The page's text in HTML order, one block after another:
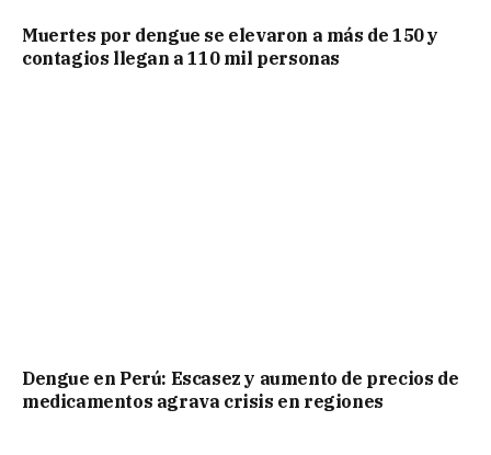
Muertes por dengue se elevaron a más de 150 y
contagios llegan a 110 mil personas
Dengue en Perú: Escasez y aumento de precios de
medicamentos agrava crisis en regiones